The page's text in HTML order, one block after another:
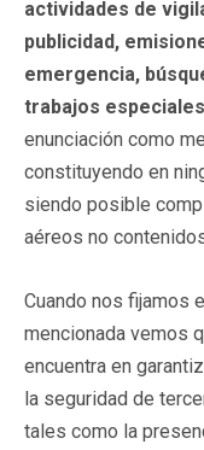
actividades de
publicidad,
emergencia,
trabajos especiales
enunciación como
constituyendo en
siendo posible
aéreos no
Cuando nos fijamos
mencionada vemos
encuentra en
la seguridad de
tales como la